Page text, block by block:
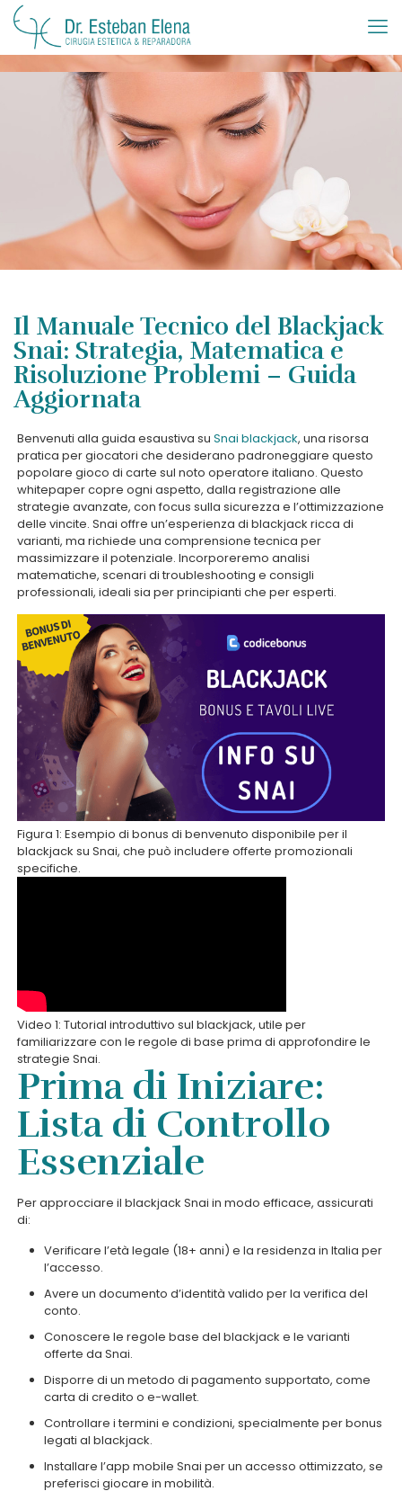
Il Manuale Tecnico del Blackjack
Snai: Strategia, Matematica e
Risoluzione Problemi – Guida
Aggiornata
Benvenuti alla guida esaustiva suSnai blackjack, una risorsa
pratica per giocatori che desiderano padroneggiare questo
popolare gioco di carte sul noto operatore italiano. Questo
whitepaper copre ogni aspetto, dalla registrazione alle
strategie avanzate, con focus sulla sicurezza e l’ottimizzazione
delle vincite. Snai offre un’esperienza di blackjack ricca di
varianti, ma richiede una comprensione tecnica per
massimizzare il potenziale. Incorporeremo analisi
matematiche, scenari di troubleshooting e consigli
professionali, ideali sia per principianti che per esperti.
Figura 1: Esempio di bonus di benvenuto disponibile per il
blackjack su Snai, che può includere offerte promozionali
specifiche.
Video 1: Tutorial introduttivo sul blackjack, utile per
familiarizzare con le regole di base prima di approfondire le
strategie Snai.
Prima di Iniziare:
Lista di Controllo
Essenziale
Per approcciare il blackjack Snai in modo efficace, assicurati
di:
Verificare l’età legale (18+ anni) e la residenza in Italia per
l’accesso.
Avere un documento d’identità valido per la verifica del
conto.
Conoscere le regole base del blackjack e le varianti
offerte da Snai.
Disporre di un metodo di pagamento supportato, come
carta di credito o e-wallet.
Controllare i termini e condizioni, specialmente per bonus
legati al blackjack.
Installare l’app mobile Snai per un accesso ottimizzato, se
preferisci giocare in mobilità.